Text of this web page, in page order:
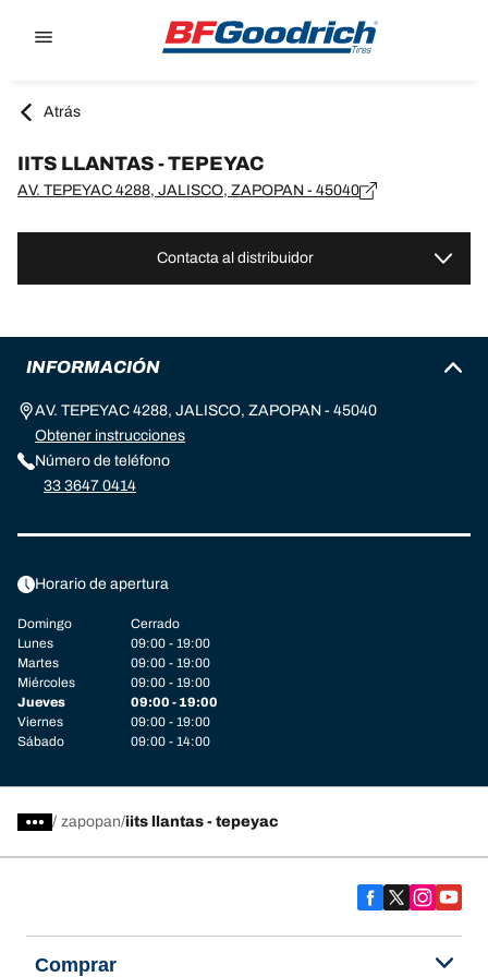
Atrás
IITS LLANTAS - TEPEYAC
AV. TEPEYAC 4288, JALISCO, ZAPOPAN - 45040
Contacta al distribuidor
INFORMACIÓN
AV. TEPEYAC 4288, JALISCO, ZAPOPAN - 45040
Obtener instrucciones
Número de teléfono
33 3647 0414
Horario de apertura
Domingo
Cerrado
Lunes
09:00 - 19:00
Martes
09:00 - 19:00
Miércoles
09:00 - 19:00
Jueves
09:00 - 19:00
Viernes
09:00 - 19:00
Sábado
09:00 - 14:00
/ zapopan iits llantas - tepeyac
Comprar